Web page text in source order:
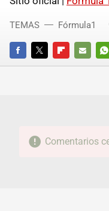
FACEBOOKTWITTERFLIPBOARD
E-
TEMAS Fórmula1
Comentarios